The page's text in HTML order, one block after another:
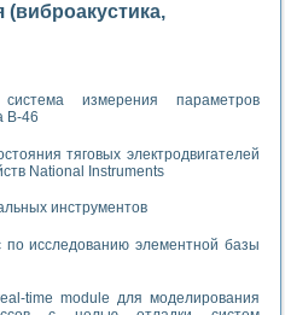
система измерения параметров
В-46
тяговых электродвигателей
National Instruments
инструментов
по исследованию элементной базы
time module для моделирования